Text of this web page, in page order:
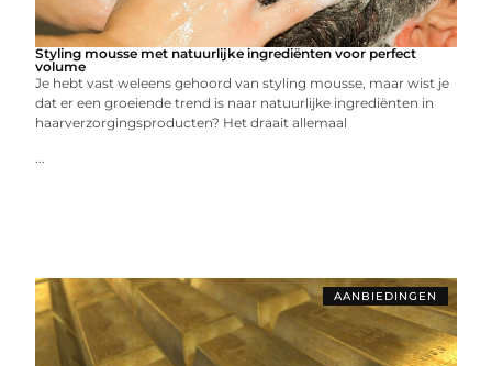
Styling mousse met natuurlijke ingrediënten voor perfect
volume
Je hebt vast weleens gehoord van styling mousse, maar wist je
dat er een groeiende trend is naar natuurlijke ingrediënten in
haarverzorgingsproducten? Het draait allemaal
...
AANBIEDINGEN